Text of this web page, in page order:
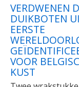
VERDWENEN
DUIKBOTEN
EERSTE
VOOR
KUST